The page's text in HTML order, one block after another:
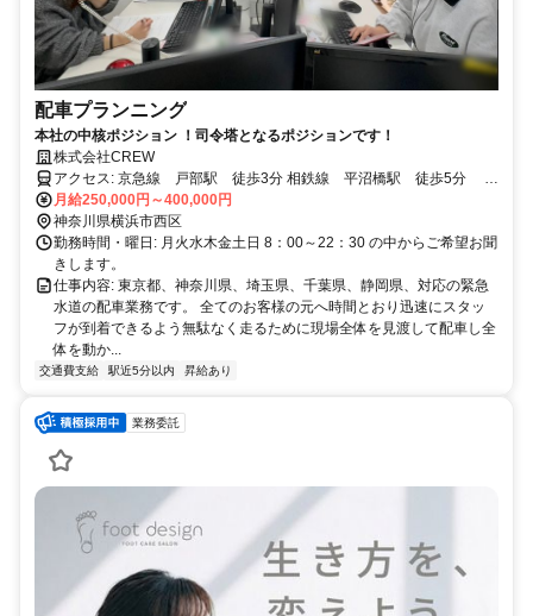
配車プランニング
本社の中核ポジション ！司令塔となるポジションです！
株式会社CREW
アクセス: 京急線 戸部駅 徒歩3分 相鉄線 平沼橋駅 徒歩5分 バ
ス停 西平沼橋 徒歩4分
月給250,000円～400,000円
神奈川県横浜市西区
勤務時間・曜日: 月火水木金土日 8：00～22：30 の中からご希望お聞
きします。
仕事内容: 東京都、神奈川県、埼玉県、千葉県、静岡県、対応の緊急
水道の配車業務です。 全てのお客様の元へ時間とおり迅速にスタッ
フが到着できるよう無駄なく走るために現場全体を見渡して配車し全
体を動か...
交通費支給 駅近5分以内 昇給あり
業務委託